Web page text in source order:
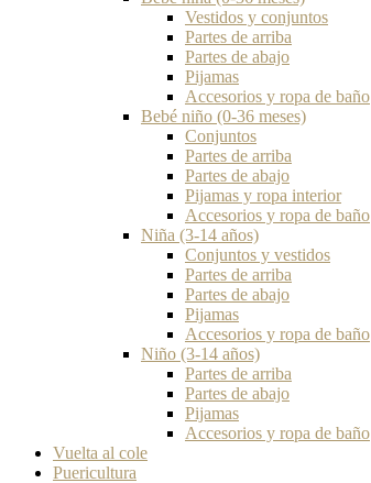
Vestidos y conjuntos
Partes de arriba
Partes de abajo
Pijamas
Accesorios y ropa de baño
Bebé niño (0-36 meses)
Conjuntos
Partes de arriba
Partes de abajo
Pijamas y ropa interior
Accesorios y ropa de baño
Niña (3-14 años)
Conjuntos y vestidos
Partes de arriba
Partes de abajo
Pijamas
Accesorios y ropa de baño
Niño (3-14 años)
Partes de arriba
Partes de abajo
Pijamas
Accesorios y ropa de baño
Vuelta al cole
Puericultura